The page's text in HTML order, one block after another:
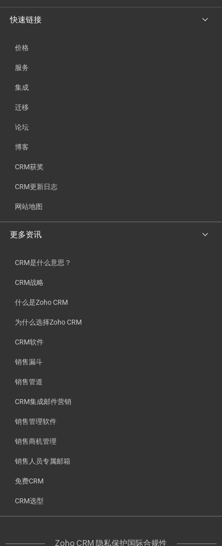
快速链接
价格
服务
集成
迁移
论坛
博客
CRM获奖
CRM更新日志
网站地图
更多资讯
CRM是什么意思？
CRM战略
什么是Zoho CRM
为什么选择Zoho CRM
CRM软件
销售漏斗
销售管道
CRM集成邮件营销
销售管理软件
销售商机管理
销售人员专属邮箱
免费CRM
CRM选型
Zoho CRM 隐私保护国际合规性